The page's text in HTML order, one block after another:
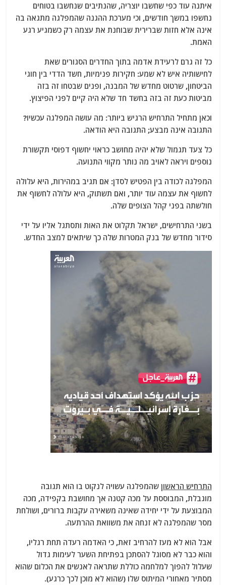
איתנה עוד כפי שחשבו יוצריה, שהנתיבים שנחשבו בטוחים
נחשפו במשך חודשים, וכי מערכת ההגנה שהמפלגה מתגאה בה
אינה אלא חזות שברירית שבוחנת את עצמה רק כשמגיע רגע
האמת.
כל זה גרם לרעידת אדמה בתוך החדרים הסגורים שאת
לחישותיה איש לא שמע: חקירות פנימיות, חשד הדדי בין חוגי
הביטחון, שרטוט מחדש של המבנה, ופנים שבטחו זה בזה
מביטות כעת זה בזה בחשד חד שלא היה קיים לפני הפיצוץ.
וכאן מתחיל התרחיש הרגיש ביותר: מה עושה המפלגה עכשיו?
התגובה אינה מבצע; התגובה היא הודאה.
כל צעד תגמול שלא יהיה מחושב כראוי יחשוף דפוסי תקשורת
נוספים ויראה לאויב מה נותר מקווי התנועה.
המפלגה לכודה בין הפטיש לסדן: אם תגיב במהירות, היא עלולה
לחשוף את עצמה עוד יותר, ואם תשתוק, היא עלולה לחשוף את
חולשתה בפני קהל הצופים שלה.
בשני התרחישים, ישראל תקלוט את האות ותסתגל אליו על ידי
סידור מחדש של בנק המטרות שלה כך שיתאים למצב החדש.
התרחיש הראשון שהמפלגה עשויה לנקוט בו הוא תגובה
מוגבלת, המבוססת על מכה קטנה אך מחושבת בקפידה, מכה
המבוצעת על ידי יחידה שאינה משאירה עקבות ברורים, ושולחת
מסר שהמפלגה לא זנחה את משוואת ההרתעה.
אבל הוא לא מעז להרחיב זאת, כי האדמה רעדה תחת רגליו,
והוא כבר לא מסוגל להסתכן בפתיחת השער לעימות גדול
שעלול להפוך למלחמה כוללת שתראה לאנשים את הכלום שהוא
מסתיר מאחורי המיתוס שלו (שהוא לא מוכן לכך כרגע).